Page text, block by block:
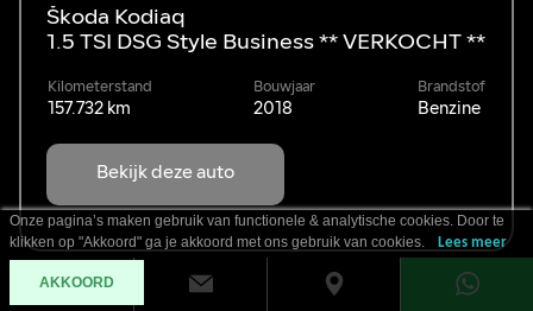
Škoda Kodiaq
1.5 TSI DSG Style Business ** VERKOCHT **
Kilometerstand
157.732 km
Bouwjaar
2018
Brandstof
Benzine
Bekijk deze auto
Onze pagina’s maken gebruik van functionele & analytische cookies. Door te
klikken op "Akkoord" ga je akkoord met ons gebruik van cookies.
Lees meer
AKKOORD